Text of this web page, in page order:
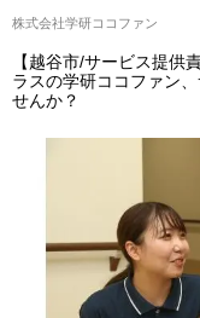
株式会社学研ココファン
【越谷市/サービス提供
ラスの学研ココファン
せんか？